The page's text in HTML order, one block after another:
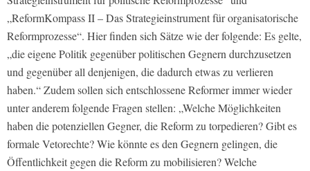
„ReformKompass II – Das Strategieinstrument für organisatorische
Reformprozesse“. Hier finden sich Sätze wie der folgende: Es gelte,
„die eigene Politik gegenüber politischen Gegnern durchzusetzen
und gegenüber all denjenigen, die dadurch etwas zu verlieren
haben.“ Zudem sollen sich entschlossene Reformer immer wieder
unter anderem folgende Fragen stellen: „Welche Möglichkeiten
haben die potenziellen Gegner, die Reform zu torpedieren? Gibt es
formale Vetorechte? Wie könnte es den Gegnern gelingen, die
Öffentlichkeit gegen die Reform zu mobilisieren? Welche